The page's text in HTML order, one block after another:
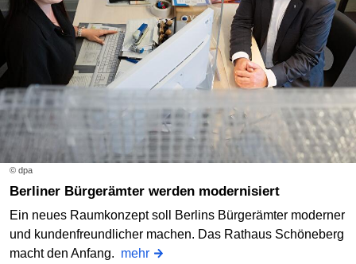
© dpa
Berliner Bürgerämter werden modernisiert
Ein neues Raumkonzept soll Berlins Bürgerämter moderner
und kundenfreundlicher machen. Das Rathaus Schöneberg
macht den Anfang. mehr